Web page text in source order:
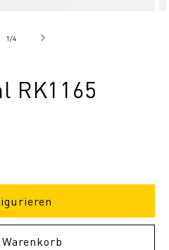
1/von
4
RK1165